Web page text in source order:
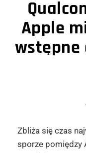
Apple
wstępne
Zbliża się czas
sporze pomiędzy